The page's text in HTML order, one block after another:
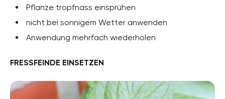
Pflanze tropfnass einsprühen
nicht bei sonnigem Wetter anwenden
Anwendung mehrfach wiederholen
FRESSFEINDE EINSETZEN